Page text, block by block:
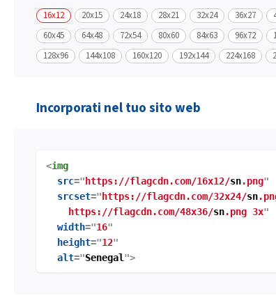
16x12 20x15 24x18 28x21 32x24 36x27
60x45
64x48 72x54 80x60 84x63 96x72
128x96
144x108 160x120 192x144 224x168
Incorporati nel tuo sito web
<img
src=" https://flagcdn.com/16x12/sn.png"
srcset=" https://flagcdn.com/32x24/sn
https://flagcdn.com/48x36/sn.png 3x"
width="16"
height="12"
alt="Senegal">